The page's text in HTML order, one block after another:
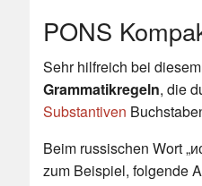
PONS
Sehr hilfreich bei
Grammatikregeln, die
Substantiven
Beim russischen Wort
zum Beispiel, folgende